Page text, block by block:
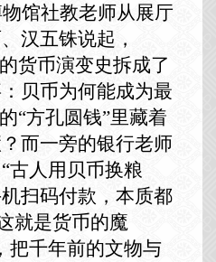
馆社教老师从展厅
汉五铢说起，
货币演变史拆成了
贝币为何能成为最
“方孔圆钱”里藏着
而一旁的银行老师
古人用贝币换粮
扫码付款，本质都
就是货币的魔
把千年前的文物与